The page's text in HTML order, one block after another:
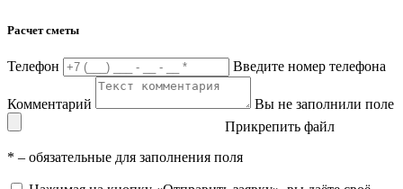
Расчет сметы
Телефон Введите номер телефона
Комментарий
Вы не заполнили поле
Прикрепить файл
* – обязательные для заполнения поля